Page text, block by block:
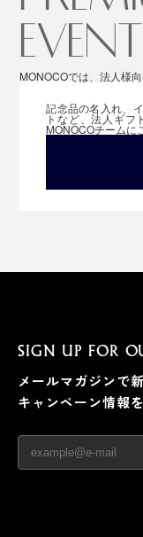
MONOCOでは、法人様
記念品の名入れ、
トなど、法人ギフ
MONOCOチームに
SIGN UP FOR
メールマガジンで
キャンペーン情報